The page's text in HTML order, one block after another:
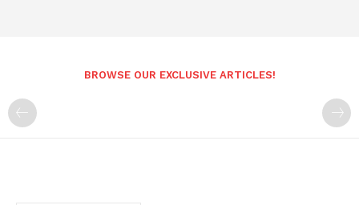
BROWSE OUR EXCLUSIVE ARTICLES!